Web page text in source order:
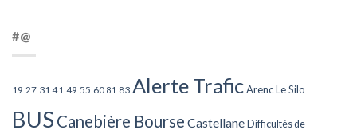
#@
19 27 31 41 49 55 60 81 83 Alerte TraficArenc Le Silo
BUS Canebière Bourse Castellane Difficultés de